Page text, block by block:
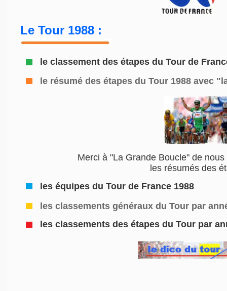
Le Tour 1988 :
le classement des étapes du Tour de
le résumé des étapes du Tour 1988avec
Merci à "La Grande Boucle" de
les résumés des
les équipes du Tour de France 1988
les classements généraux du Tour par
les classements des étapes du Tour par